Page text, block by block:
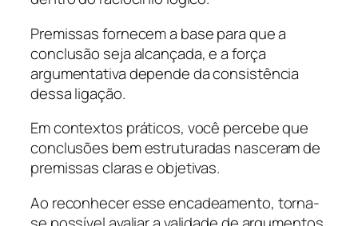
Premissas fornecem a base para que a
conclusão seja alcançada, e a força
argumentativa depende da consistência
dessa ligação.
Em contextos práticos, você percebe que
conclusões bem estruturadas nasceram de
premissas claras e objetivas.
Ao reconhecer esse encadeamento, torna-